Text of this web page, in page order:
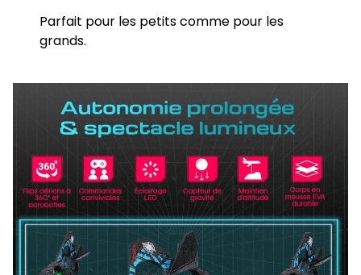
Parfait pour les petits comme pour les
grands.